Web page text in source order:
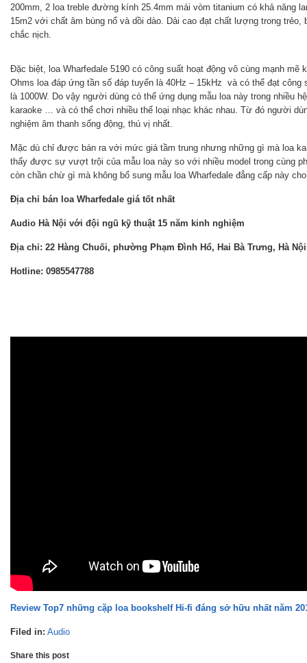
200mm, 2 loa treble đường kính 25.4mm mái vòm titanium có khả năng
15m2 với chất âm bùng nổ và dồi dào. Dải cao đạt chất lượng trong
chắc nịch.
Đặc biệt, loa Wharfedale 5190 có công suất hoạt động vô cùng mạnh
Ohms loa đáp ứng tần số đáp tuyến là 40Hz – 15kHz và có thể đạt
là 1000W. Do vậy người dùng có thể ứng dụng mẫu loa này trong nhiều
karaoke … và có thể chơi nhiều thể loại nhạc khác nhau. Từ đó người
nghiệm âm thanh sống động, thú vị nhất.
Mặc dù chỉ được bán ra với mức giá tầm trung nhưng những gì mà loa
thấy được sự vượt trội của mẫu loa này so với nhiều model trong cùng
còn chần chừ gì mà không bổ sung mẫu loa Wharfedale đẳng cấp này
Địa chỉ bán loa Wharfedale giá tốt nhất
Audio Hà Nội với đội ngũ kỹ thuật 15 năm kinh nghiệm
Địa chỉ: 22 Hàng Chuối, phường Phạm Đình Hổ, Hai Bà Trưng, Hà Nội
Hotline: 0985547788
Review Top7 những cặp loa bookshelf Hi-fi đáng sở hữu nhất năm
Filed in: Audio
Share this post